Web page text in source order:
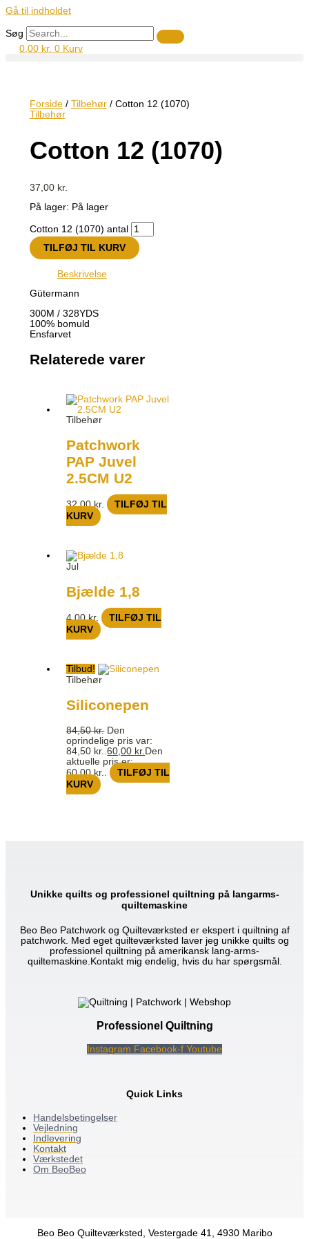
Gå til indholdet
Søg
0,00 kr. 0 Kurv
Forside/ Tilbehør/ Cotton 12 (1070)
Tilbehør
Cotton 12 (1070)
37,00 kr.
På lager: På lager
Cotton 12 (1070) antal
TILFØJ TIL KURV
Beskrivelse
Gütermann
300M / 328YDS
100% bomuld
Ensfarvet
Relaterede varer
Tilbehør
Patchwork
PAP Juvel
2.5CM U2
32,00kr.
TILFØJ TIL
KURV
Jul
Bjælde 1,8
4,00kr.
TILFØJ TIL
KURV
Tilbud!
Tilbehør
Siliconepen
84,50kr. Den
oprindelige pris var:
84,50 kr..60,00 kr. Den
aktuelle pris er:
60,00 kr..
TILFØJ TIL
KURV
Unikke quilts og professionel quiltning på langarms-
quiltemaskine
Beo Beo Patchwork og Quilteværksted er ekspert i quiltning af
patchwork. Med eget quilteværksted laver jeg unikke quilts og
professionel quiltning på amerikansk lang-arms-
quiltemaskine.Kontakt mig endelig, hvis du har spørgsmål.
Professionel Quiltning
Instagram Facebook-f Youtube
Quick Links
Handelsbetingelser
Vejledning
Indlevering
Kontakt
Værkstedet
Om BeoBeo
Beo Beo Quilteværksted, Vestergade 41, 4930 Maribo